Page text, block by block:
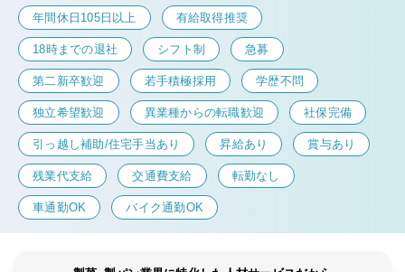
年間休日105日以上 有給取得推奨
18時までの退社 シフト制 急募
第二新卒歓迎 若手積極採用 学歴不問
独立希望歓迎 異業種からの転職歓迎 社保完備
引っ越し補助/住宅手当あり 昇給あり 賞与あり
残業代支給 交通費支給 転勤なし
車通勤OK バイク通勤OK